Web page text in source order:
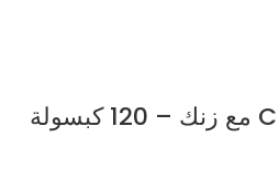
دعم المناعة، فيتامين C مع زنك – 120 كبسولة